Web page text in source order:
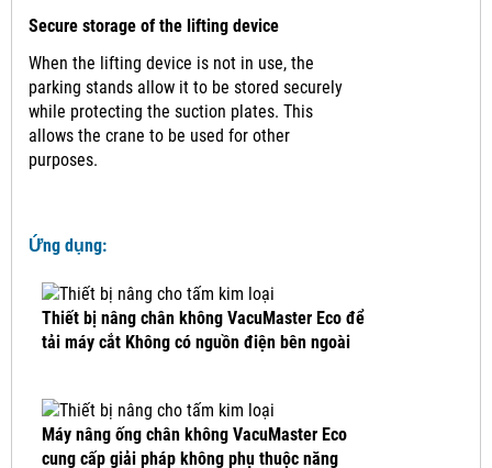
Secure storage of the lifting device
When the lifting device is not in use, the
parking stands allow it to be stored securely
while protecting the suction plates. This
allows the crane to be used for other
purposes.
Ứng dụng:
Thiết bị nâng chân không VacuMaster Eco để
tải máy cắt Không có nguồn điện bên ngoài
Máy nâng ống chân không VacuMaster Eco
cung cấp giải pháp không phụ thuộc năng